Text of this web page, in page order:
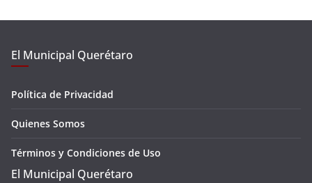
El Municipal Querétaro
Política de Privacidad
Quienes Somos
Términos y Condiciones de Uso
El Municipal Querétaro